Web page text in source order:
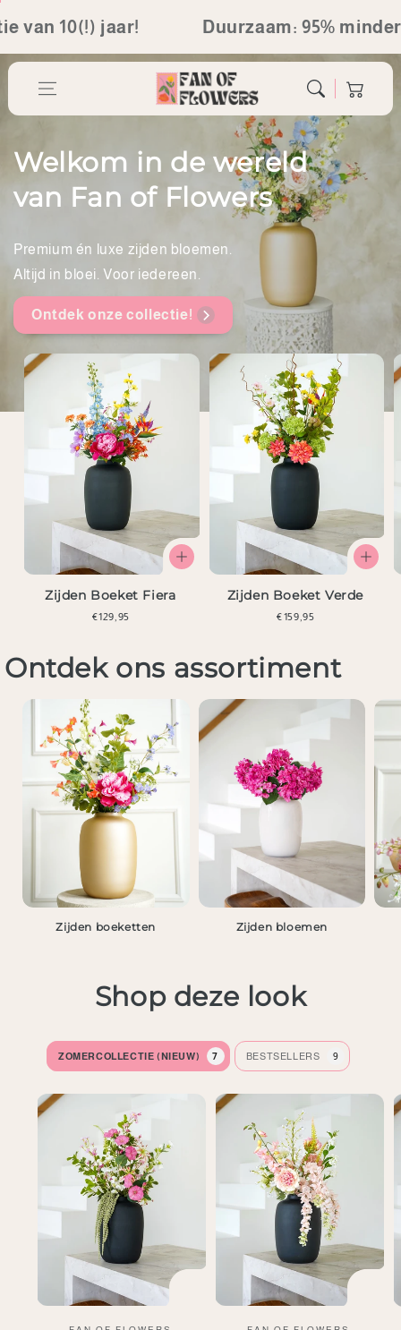
Ga direct naar
de inhoud
10(!) jaar! Duurzaam: 95% minder
Winkelwagen
Welkom in de wereld
van Fan of Flowers
Premium én luxe zijden bloemen.
Altijd in bloei. Voor iedereen.
Ontdek onze collectie!
Zijden Boeket Fiera
Normale
€129,95
Zijden Boeket Verde
Normale
€159,95
Ontdek ons assortiment
Zijden boeketten Zijden bloemen
Shop deze look
ZOMERCOLLECTIE (NIEUW) 7 BESTSELLERS 9